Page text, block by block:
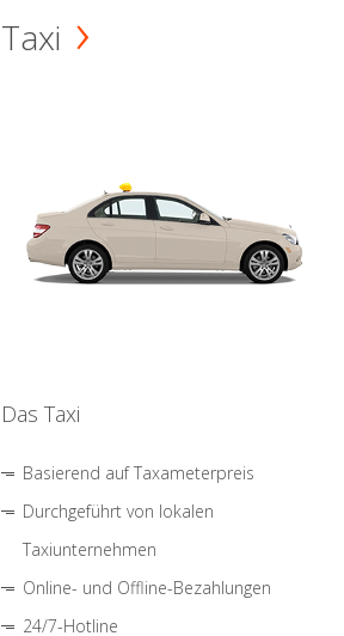
Taxi
Das Taxi
Basierend auf Taxameterpreis
Durchgeführt von lokalen
Taxiunternehmen
Online- und Offline-Bezahlungen
24/7-Hotline